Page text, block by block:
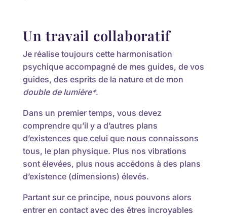
Un travail collaboratif
Je réalise toujours cette harmonisation
psychique accompagné de mes guides, de vos
guides, des esprits de la nature et de mon
double de lumière*.
Dans un premier temps, vous devez
comprendre qu’il y a d’autres plans
d’existences que celui que nous connaissons
tous, le plan physique. Plus nos vibrations
sont élevées, plus nous accédons à des plans
d’existence (dimensions) élevés.
Partant sur ce principe, nous pouvons alors
entrer en contact avec des êtres incroyables